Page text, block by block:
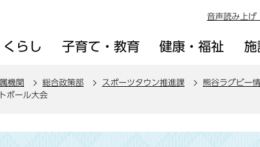
音声読み上げ
くらし 子育て・教育 健康・福祉 施
機関 総合政策部 スポーツタウン推進課 熊谷ラグビー
ボール大会